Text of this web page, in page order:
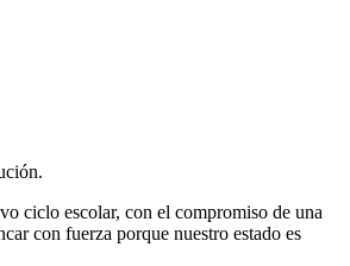
ciclo escolar, con el compromiso de una
con fuerza porque nuestro estado es